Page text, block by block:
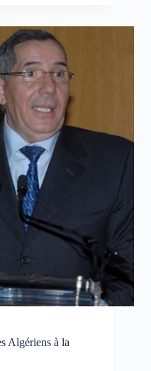
Algériens à la